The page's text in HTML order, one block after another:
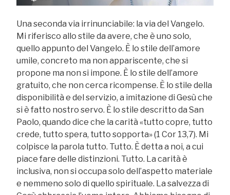
Una seconda via irrinunciabile: la via del Vangelo.
Mi riferisco allo stile da avere, che è uno solo,
quello appunto del Vangelo. È lo stile dell’amore
umile, concreto ma non appariscente, che si
propone ma non si impone. È lo stile dell’amore
gratuito, che non cerca ricompense. È lo stile della
disponibilità e del servizio, a imitazione di Gesù che
si è fatto nostro servo. È lo stile descritto da San
Paolo, quando dice che la carità «tutto copre, tutto
crede, tutto spera, tutto sopporta» (1 Cor 13,7). Mi
colpisce la parola tutto. Tutto. È detta a noi, a cui
piace fare delle distinzioni. Tutto. La carità è
inclusiva, non si occupa solo dell’aspetto materiale
e nemmeno solo di quello spirituale. La salvezza di